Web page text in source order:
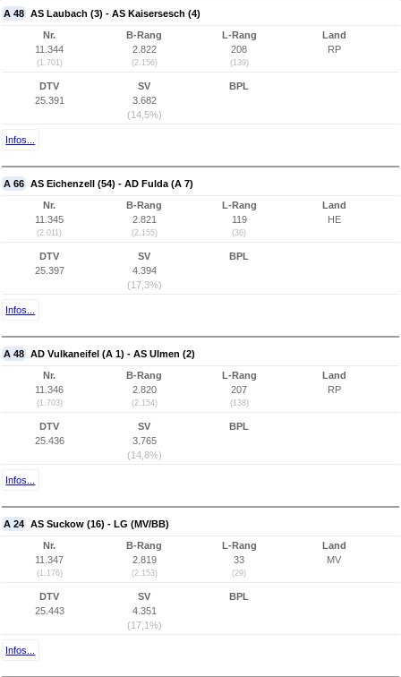
A 48 AS Laubach (3) - AS Kaisersesch (4)
Nr.
11.344
(1.701)
B-Rang
2.822
(2.156)
L-Rang
208
(139)
Land
RP
DTV
25.391
SV
3.682
(14,5%)
BPL
Infos...
A 66 AS Eichenzell (54) - AD Fulda (A 7)
Nr.
11.345
(2.011)
B-Rang
2.821
(2.155)
L-Rang
119
(36)
Land
HE
DTV
25.397
SV
4.394
(17,3%)
BPL
Infos...
A 48 AD Vulkaneifel (A 1) - AS Ulmen (2)
Nr.
11.346
(1.703)
B-Rang
2.820
(2.154)
L-Rang
207
(138)
Land
RP
DTV
25.436
SV
3.765
(14,8%)
BPL
Infos...
A 24 AS Suckow (16) - LG (MV/BB)
Nr.
11.347
(1.176)
B-Rang
2.819
(2.153)
L-Rang
33
(29)
Land
MV
DTV
25.443
SV
4.351
(17,1%)
BPL
Infos...